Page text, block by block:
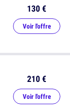
210 €
Voir l'offre
130 €
Voir l'offre